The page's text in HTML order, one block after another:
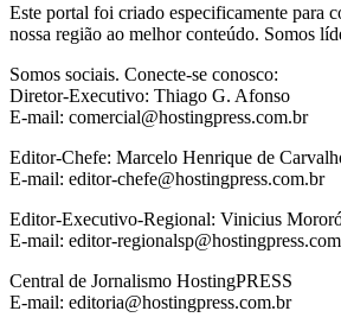
Este portal foi criado especificamente para
nossa região ao melhor conteúdo. Somos
Somos sociais. Conecte-se conosco:
Diretor-Executivo: Thiago G. Afonso
E-mail: comercial@hostingpress.com.br
Editor-Chefe: Marcelo Henrique de
E-mail: editor-chefe@hostingpress.com.br
Editor-Executivo-Regional: Vinicius
E-mail: editor-
Central de Jornalismo HostingPRESS
E-mail: editoria@hostingpress.com.br